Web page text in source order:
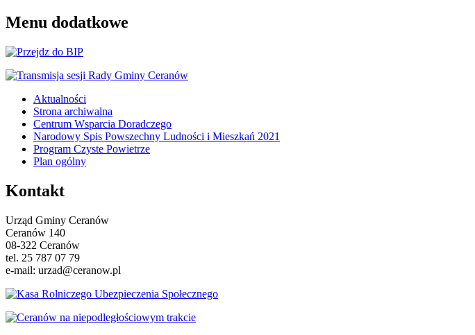
Menu dodatkowe
Aktualności
Strona archiwalna
Centrum Wsparcia Doradczego
Narodowy Spis Powszechny Ludności i Mieszkań 2021
Program Czyste Powietrze
Plan ogólny
Kontakt
Urząd Gminy Ceranów
Ceranów 140
08-322 Ceranów
tel. 25 787 07 79
e-mail: urzad@ceranow.pl